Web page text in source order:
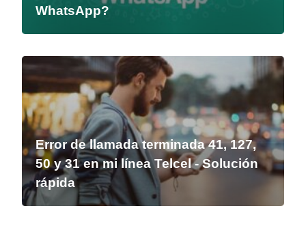
WhatsApp?
Error de llamada terminada 41, 127,
50 y 31 en mi línea Telcel - Solución
rápida